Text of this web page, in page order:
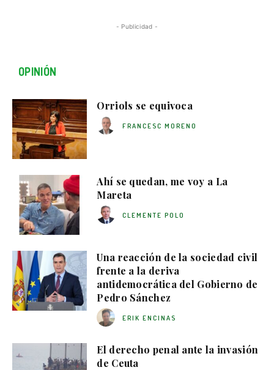
- Publicidad -
OPINIÓN
Orriols se equivoca
FRANCESC MORENO
Ahí se quedan, me voy a La
Mareta
CLEMENTE POLO
Una reacción de la sociedad civil
frente a la deriva
antidemocrática del Gobierno de
Pedro Sánchez
ERIK ENCINAS
El derecho penal ante la invasión
de Ceuta